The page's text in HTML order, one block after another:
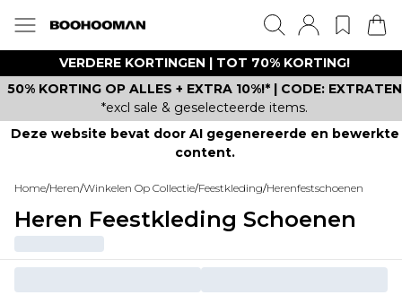
VERDERE KORTINGEN | TOT 70% KORTING!
50% KORTING OP ALLES + EXTRA 10%!* | CODE: EXTRATEN
*excl sale & geselecteerde items.
Deze website bevat door AI gegenereerde en bewerkte
content.
Home/Heren/Winkelen Op Collectie/Feestkleding/Herenfestschoenen
Heren Feestkleding Schoenen